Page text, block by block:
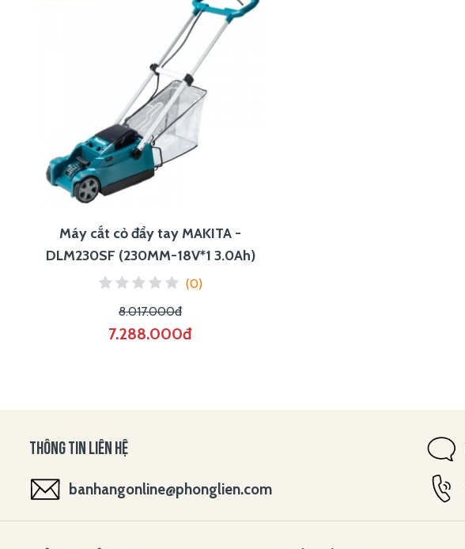
Máy cắt cỏ đẩy tay MAKITA -
DLM230SF (230MM-18V*1 3.0Ah)
(0)
8.017.000đ
7.288.000đ
THÔNG TIN LIÊN HỆ
banhangonline@phonglien.com